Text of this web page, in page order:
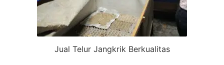
Jual Telur Jangkrik Berkualitas